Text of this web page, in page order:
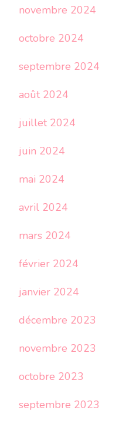
novembre 2024
octobre 2024
septembre 2024
août 2024
juillet 2024
juin 2024
mai 2024
avril 2024
mars 2024
février 2024
janvier 2024
décembre 2023
novembre 2023
octobre 2023
septembre 2023